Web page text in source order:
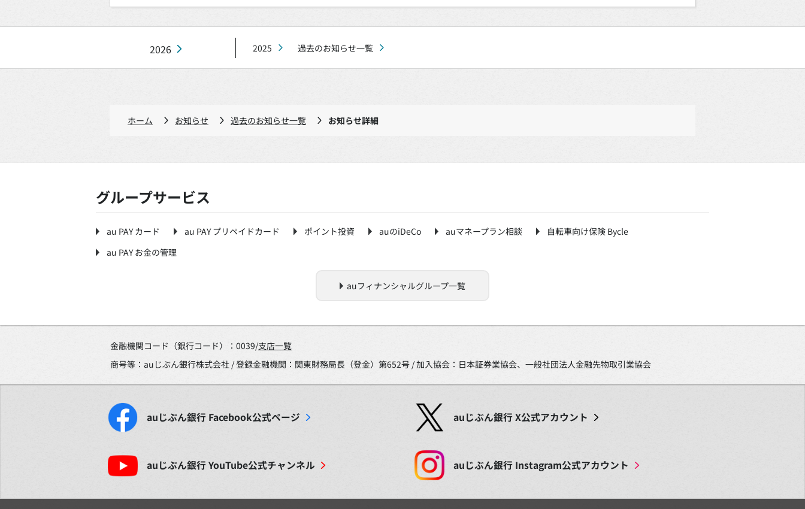
2026 2025 過去のお知らせ一覧
ホーム お知らせ 過去のお知らせ一覧 お知らせ詳細
グループサービス
au PAY カード au PAY プリペイドカード ポイント投資 auのiDeCo auマネープラン相談
自転車向け保険 Bycle
au PAY お金の管理
auフィナンシャルグループ一覧
金融機関コード（銀行コード）：0039/支店一覧
商号等：auじぶん銀行株式会社 / 登録金融機関：関東財務局長（登金）第652号 / 加入協会：日本証券業協会、一般社団法人金融先物取引業協会
auじぶん銀行 Facebook公式ページ auじぶん銀行X公式アカウント
auじぶん銀行YouTube公式チャンネル auじぶん銀行 Instagram公式アカウント